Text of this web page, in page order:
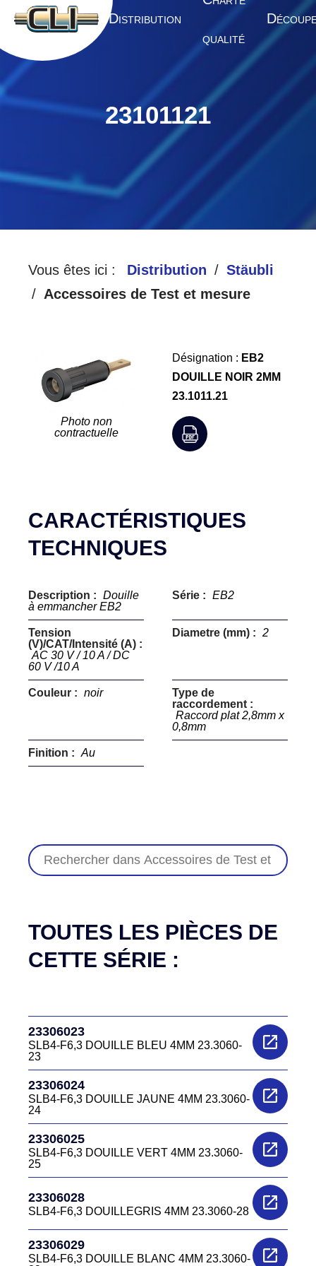
A CCUEIL DISTRIBUTION
QUALITÉ
D
23101121
Vous êtes ici : Distribution
Stäubli
Accessoires de Test et mesure
Photo non
contractuelle
Désignation : EB2
DOUILLE NOIR 2MM
23.1011.21
CARACTÉRISTIQUES
TECHNIQUES
Description : Douille
à emmancher EB2
Série : EB2
Tension
(V)/CAT/Intensité (A) :
AC 30 V / 10 A / DC
60 V /10 A
Diametre (mm) : 2
Couleur : noir
Type de
raccordement :
Raccord plat 2,8mm x
0,8mm
Finition : Au
TOUTES LES PIÈCES DE
CETTE SÉRIE :
23306023
SLB4-F6,3 DOUILLE BLEU 4MM 23.3060-
23
23306024
SLB4-F6,3 DOUILLE JAUNE 4MM 23.3060-
24
23306025
SLB4-F6,3 DOUILLE VERT 4MM 23.3060-
25
23306028
SLB4-F6,3 DOUILLEGRIS 4MM 23.3060-28
23306029
SLB4-F6,3 DOUILLE BLANC 4MM 23.3060-